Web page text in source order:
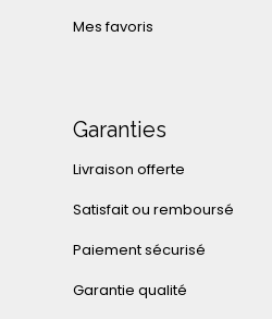
Mes favoris
Garanties
Livraison offerte
Satisfait ou remboursé
Paiement sécurisé
Garantie qualité